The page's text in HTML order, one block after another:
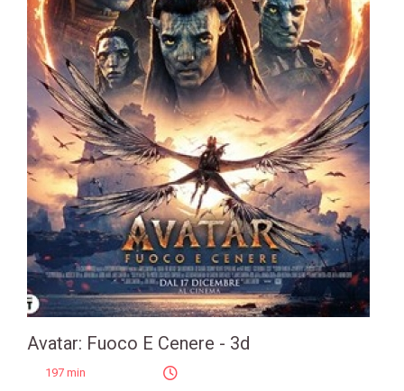
Avatar: Fuoco E Cenere - 3d
197 min